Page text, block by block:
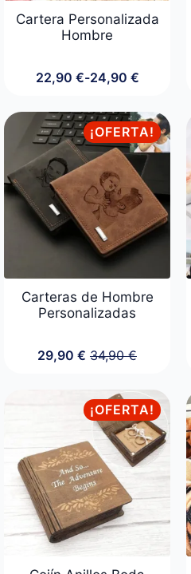
Cartera Personalizada
Hombre
22,90 €-24,90 €
Rango
precios:
desde
22,90 €
hasta
24,90 €
¡OFERTA!
Carteras de Hombre
Personalizadas
34,90€
El
original
era:
34,90 €.
29,90€ El
actual
es:
29,90 €.
¡OFERTA!